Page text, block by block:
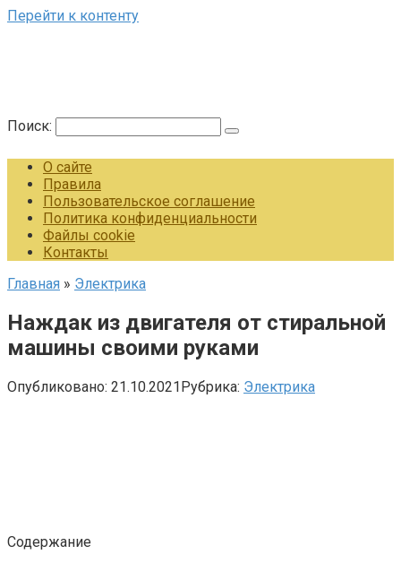
Перейти к контенту
Поиск:
О сайте
Правила
Пользовательское соглашение
Политика конфиденциальности
Файлы cookie
Контакты
Главная » Электрика
Наждак из двигателя от стиральной
машины своими руками
Опубликовано: 21.10.2021Рубрика: Электрика
Содержание